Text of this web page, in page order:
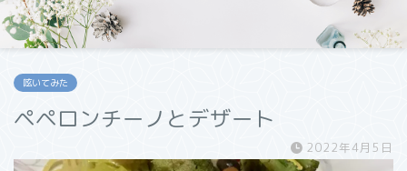
呟いてみた
ペペロンチーノとデザート
2022年4月5日